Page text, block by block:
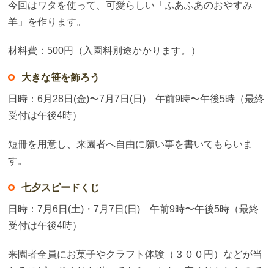
今回はワタを使って、可愛らしい「ふあふあのおやすみ
羊」を作ります。
材料費：500円（入園料別途かかります。）
大きな笹を飾ろう
日時：6月28日(金)〜7月7日(日) 午前9時〜午後5時（最終
受付は午後4時）
短冊を用意し、来園者へ自由に願い事を書いてもらいま
す。
七夕スピードくじ
日時：7月6日(土)・7月7日(日) 午前9時〜午後5時（最終
受付は午後4時）
来園者全員にお菓子やクラフト体験（３００円）などが当